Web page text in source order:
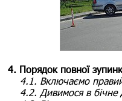
4. Порядок повної
4.1. Включаємо
4.2. Дивимося в бічне